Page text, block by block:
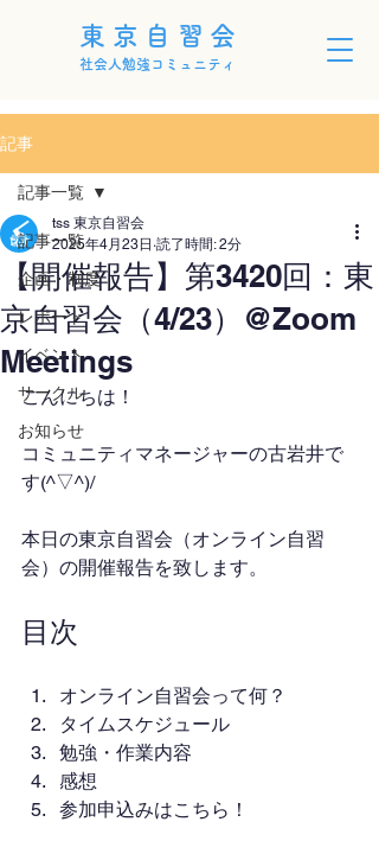
東京自習会
社会人勉強コミュニティ
記事
記事一覧
企画・制度
レポート
イベント
サークル
お知らせ
記事一覧
【開催報告】第3420回：東
京自習会（4/23）@Zoom
Meetings
tss 東京自習会
2025年4月23日 読了時間: 2分
こんにちは！
コミュニティマネージャーの古岩井で
す(^▽^)/
本日の東京自習会（オンライン自習
会）の開催報告を致します。
目次
オンライン自習会って何？
タイムスケジュール
勉強・作業内容
感想
参加申込みはこちら！